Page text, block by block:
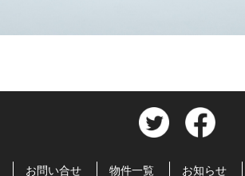
お問い合せ 物件一覧 お知らせ